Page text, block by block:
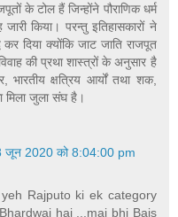
के टोल हैं जिन्होंने पौराणिक धर्म
किया। परन्तु इतिहासकारों ने
दिया क्योंकि जाट जाति राजपूत
की प्रथा शास्त्रों के अनुसार है
क्षत्रिय आर्यों तथा शक,
मिला जुला संघ है।
जून 2020 को 8:04:00 pm
Rajputo ki ek category
hai ...mai bhi Bais